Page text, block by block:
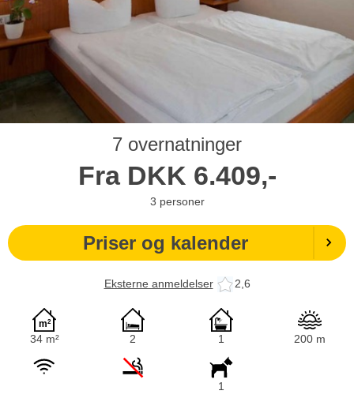
7 overnatninger
Fra DKK 6.409,-
3 personer
Priser og kalender
Eksterne anmeldelser 2,6
34 m² 2 1 200 m
1